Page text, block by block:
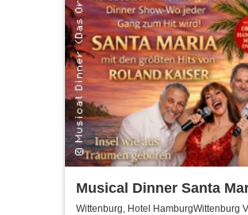
Musical Dinner Santa
Wittenburg, Hotel HamburgWittenburg